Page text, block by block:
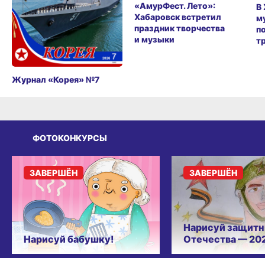
Журнал «Корея» №7
«АмурФест. Лето»:
Хабаровск встретил
праздник творчества
и музыки
В
ФОТОКОНКУРСЫ
Нарисуй бабушку!
ЗАВЕРШЁН
Нарисуй
Отечества —
ЗАВЕРШЁН